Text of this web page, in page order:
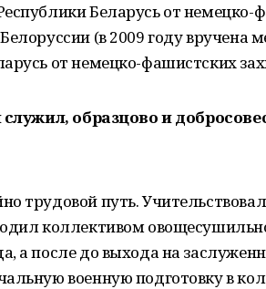
Беларусь от немецко-
(в 2009 году вручена
от немецко-фашистских
образцово и
трудовой путь.
коллективом
а после до выхода на
военную подготовку в